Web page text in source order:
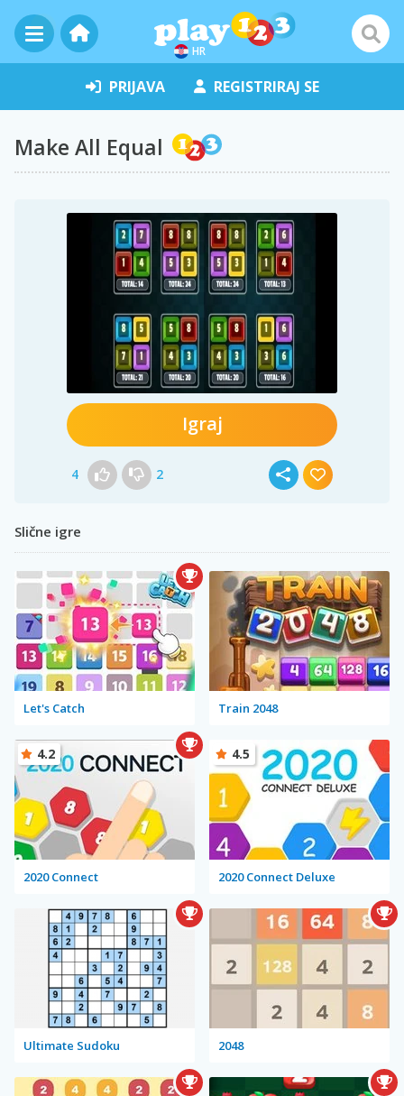
HR
PRIJAVA REGISTRIRAJ SE
Make All Equal
Igraj
4 2
Slične igre
Let's Catch Train 2048
2020 Connect
4.2
2020 Connect Deluxe
4.5
Ultimate Sudoku 2048